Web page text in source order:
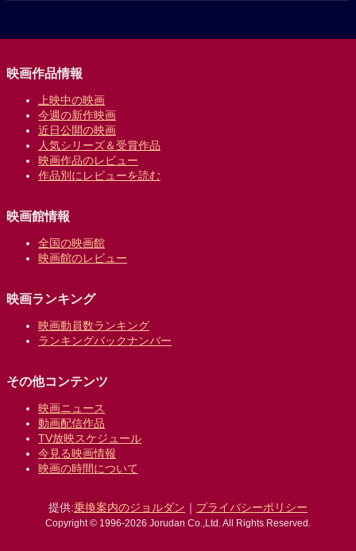
映画作品情報
上映中の映画
今週の新作映画
近日公開の映画
人気シリーズ＆受賞作品
映画作品のレビュー
作品別にレビューを読む
映画館情報
全国の映画館
映画館のレビュー
映画ランキング
映画動員数ランキング
ランキングバックナンバー
その他コンテンツ
映画ニュース
動画配信作品
TV放映スケジュール
今見る映画情報
映画の時間について
提供:乗換案内のジョルダン ｜ プライバシーポリシー
Copyright © 1996-2026 Jorudan Co.,Ltd. All Rights Reserved.